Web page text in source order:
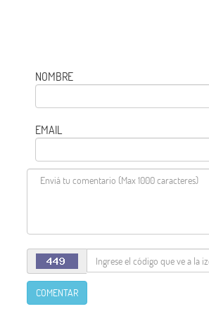
NOMBRE
EMAIL
COMENTAR